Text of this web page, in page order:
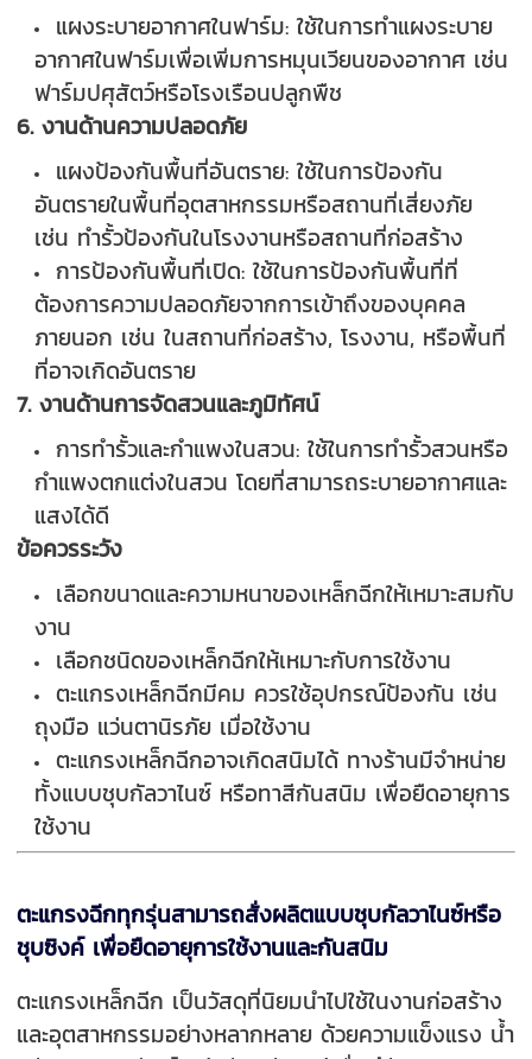
แผงระบายอากาศในฟาร์ม: ใช้ในการทำแผงระบาย
อากาศในฟาร์มเพื่อเพิ่มการหมุนเวียนของอากาศ เช่น
ฟาร์มปศุสัตว์หรือโรงเรือนปลูกพืช
6. งานด้านความปลอดภัย
แผงป้องกันพื้นที่อันตราย: ใช้ในการป้องกัน
อันตรายในพื้นที่อุตสาหกรรมหรือสถานที่เสี่ยงภัย
เช่น ทำรั้วป้องกันในโรงงานหรือสถานที่ก่อสร้าง
การป้องกันพื้นที่เปิด: ใช้ในการป้องกันพื้นที่ที่
ต้องการความปลอดภัยจากการเข้าถึงของบุคคล
ภายนอก เช่น ในสถานที่ก่อสร้าง, โรงงาน, หรือพื้นที่
ที่อาจเกิดอันตราย
7. งานด้านการจัดสวนและภูมิทัศน์
การทำรั้วและกำแพงในสวน: ใช้ในการทำรั้วสวนหรือ
กำแพงตกแต่งในสวน โดยที่สามารถระบายอากาศและ
แสงได้ดี
ข้อควรระวัง
เลือกขนาดและความหนาของเหล็กฉีกให้เหมาะสมกับ
งาน
เลือกชนิดของเหล็กฉีกให้เหมาะกับการใช้งาน
ตะแกรงเหล็กฉีกมีคม ควรใช้อุปกรณ์ป้องกัน เช่น
ถุงมือ แว่นตานิรภัย เมื่อใช้งาน
ตะแกรงเหล็กฉีกอาจเกิดสนิมได้ ทางร้านมีจำหน่าย
ทั้งแบบชุบกัลวาไนซ์ หรือทาสีกันสนิม เพื่อยืดอายุการ
ใช้งาน
ตะแกรงฉีกทุกรุ่นสามารถสั่งผลิตแบบชุบกัลวาไนซ์หรือ
ชุบซิงค์ เพื่อยืดอายุการใช้งานและกันสนิม
ตะแกรงเหล็กฉีก เป็นวัสดุที่นิยมนำไปใช้ในงานก่อสร้าง
และอุตสาหกรรมอย่างหลากหลาย ด้วยความแข็งแรง น้ำ